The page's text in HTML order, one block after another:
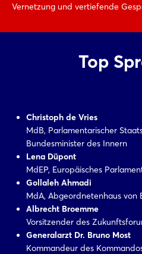
Vernetzung und vertiefende
Top
Christoph de Vries
MdB, Parlamentarischer
Bundesminister des Innern
Lena Düpont
MdEP, Europäisches
Gollaleh Ahmadi
MdA, Abgeordnetenhaus von
Albrecht Broemme
Vorsitzender des
Generalarzt Dr. Bruno Most
Kommandeur des